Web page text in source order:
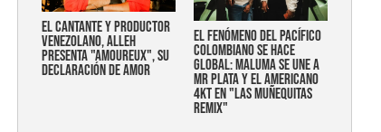
EL CANTANTE Y PRODUCTOR
VENEZOLANO, ALLEH
PRESENTA "AMOUREUX", SU
DECLARACIÓN DE AMOR
EL FENÓMENO DEL PACÍFICO
COLOMBIANO SE HACE
GLOBAL: MALUMA SE UNE A
MR PLATA Y EL AMERICANO
4KT EN "LAS MUÑEQUITAS
REMIX"